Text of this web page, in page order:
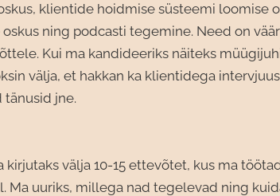
klientide hoidmise süsteemi loomise
ning podcasti tegemine. Need on
Kui ma kandideeriks näiteks
välja, et hakkan ka klientidega
tänusid jne.
kirjutaks välja 10-15 ettevõtet, kus ma
Ma uuriks, millega nad tegelevad ning